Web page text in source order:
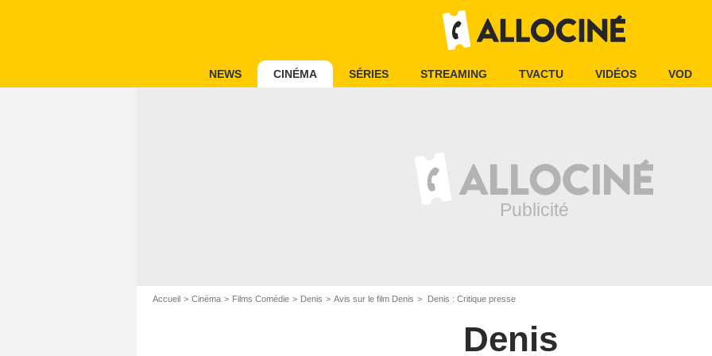
NEWS CINÉMA SÉRIES STREAMING TVACTU VIDÉOS VOD
Accueil Cinéma Films Comédie Denis Avis sur le film Denis Denis : Critique presse
Denis